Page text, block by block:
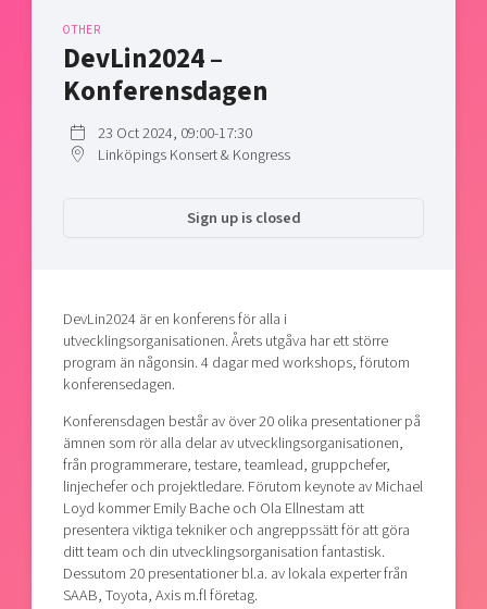
Shaping cities and regions
Bright East
East Sweden Tech Women
Reversed mentorship
Upscaling
Talent & skills
Startup & industry collaboration
Offers to boost your business
Funding opportunities
Our community of companies
Projects
Publications
Locations
Today's lunch in Mjärdevi
OTHER
DevLin2024 –
Konferensdagen
23 Oct 2024, 09:00-17:30
Linköpings Konsert & Kongress
Sign up is closed
DevLin2024 är en konferens för alla i
utvecklingsorganisationen. Årets utgåva har ett större
program än någonsin. 4 dagar med workshops, förutom
konferensedagen.
Konferensdagen består av över 20 olika presentationer på
ämnen som rör alla delar av utvecklingsorganisationen,
från programmerare, testare, teamlead, gruppchefer,
linjechefer och projektledare. Förutom keynote av Michael
Loyd kommer Emily Bache och Ola Ellnestam att
presentera viktiga tekniker och angreppssätt för att göra
ditt team och din utvecklingsorganisation fantastisk.
Dessutom 20 presentationer bl.a. av lokala experter från
SAAB, Toyota, Axis m.fl företag.